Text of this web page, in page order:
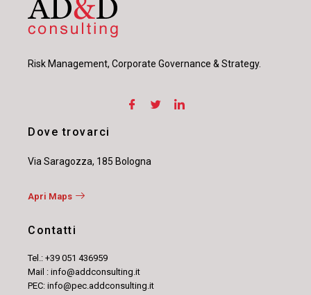
Risk Management, Corporate Governance & Strategy.
Dove trovarci
Via Saragozza, 185 Bologna
Apri Maps
Contatti
Tel.: +39 051 436959
Mail : info@addconsulting.it
PEC: info@pec.addconsulting.it